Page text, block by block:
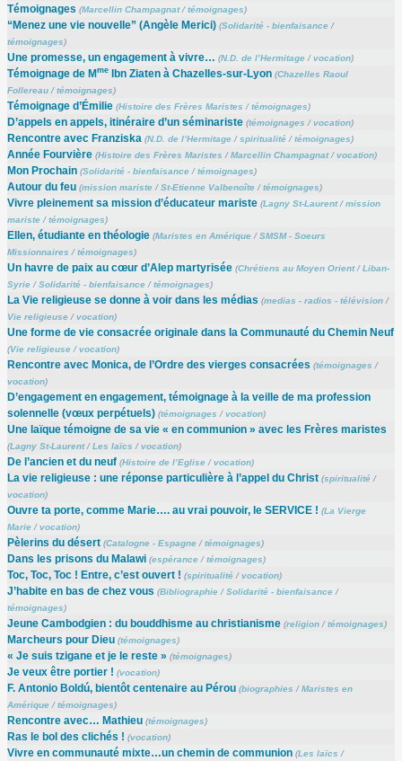
Témoignages (Marcellin Champagnat/témoignages)
“Menez une vie nouvelle” (Angèle Merici) (Solidarité - bienfaisance/
témoignages)
Une promesse, un engagement à vivre… (N.D. de l’Hermitage/vocation)
Témoignage de MmeIbn Ziaten à Chazelles-sur-Lyon (Chazelles Raoul
Follereau/témoignages)
Témoignage d’Émilie (Histoire des Frères Maristes /témoignages)
D’appels en appels, itinéraire d’un séminariste (témoignages /vocation)
Rencontre avec Franziska (N.D. de l’Hermitage/spiritualité/témoignages)
Année Fourvière (Histoire des Frères Maristes /Marcellin Champagnat/vocation)
Mon Prochain (Solidarité - bienfaisance/témoignages)
Autour du feu (mission mariste/St-Etienne Valbenoîte/témoignages)
Vivre pleinement sa mission d’éducateur mariste (Lagny St-Laurent/mission
mariste/témoignages)
Ellen, étudiante en théologie (Maristes en Amérique/SMSM - Soeurs
Missionnaires /témoignages)
Un havre de paix au cœur d’Alep martyrisée (Chrétiens au Moyen Orient/Liban-
Syrie/Solidarité - bienfaisance/témoignages)
La Vie religieuse se donne à voir dans les médias (medias - radios - télévision/
Vie religieuse/vocation)
Une forme de vie consacrée originale dans la Communauté du Chemin Neuf
(Vie religieuse/vocation)
Rencontre avec Monica, de l’Ordre des vierges consacrées (témoignages /
vocation)
D’engagement en engagement, témoignage à la veille de ma profession
solennelle (vœux perpétuels) (témoignages /vocation)
Une laïque témoigne de sa vie « en communion » avec les Frères maristes
(Lagny St-Laurent/Les laïcs /vocation)
De l’ancien et du neuf (Histoire de l’Eglise/vocation)
La vie religieuse : une réponse particulière à l’appel du Christ (spiritualité/
vocation)
Ouvre ta porte, comme Marie…. au vrai pouvoir, le SERVICE ! (La Vierge
Marie/vocation)
Pèlerins du désert (Catalogne - Espagne/témoignages)
Dans les prisons du Malawi (espérance/témoignages)
Toc, Toc, Toc ! Entre, c’est ouvert ! (spiritualité/vocation)
J’habite en bas de chez vous (Bibliographie/Solidarité - bienfaisance/
témoignages)
Jeune Cambodgien : du bouddhisme au christianisme (religion/témoignages)
Marcheurs pour Dieu (témoignages)
« Je suis tzigane et je le reste » (témoignages)
Je veux être portier ! (vocation)
F. Antonio Boldú, bientôt centenaire au Pérou (biographies /Maristes en
Amérique/témoignages)
Rencontre avec… Mathieu (témoignages)
Ras le bol des clichés ! (vocation)
Vivre en communauté mixte…un chemin de communion (Les laïcs /